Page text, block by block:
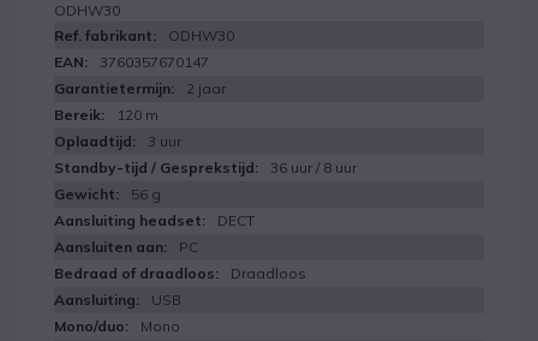
ODHW30
ODHW30
3760357670147
2 jaar
120 m
3 uur
36 uur / 8 uur
56 g
DECT
PC
Draadloos
USB
Mono